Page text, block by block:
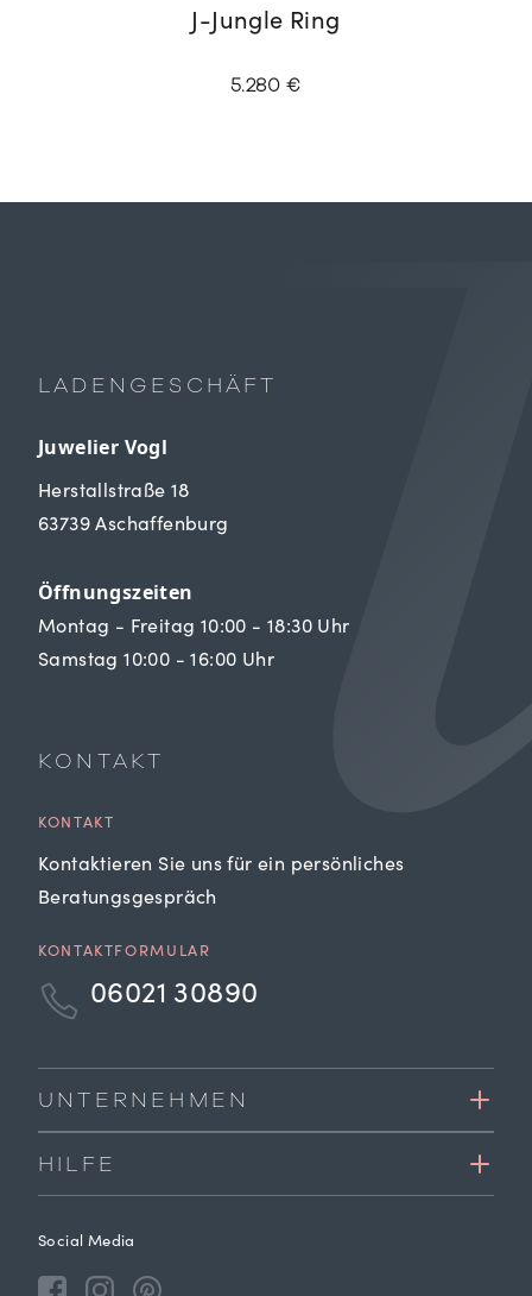
J-Jungle Ring
5.280 €
LADENGESCHÄFT
Juwelier Vogl
Herstallstraße 18
63739 Aschaffenburg
Öffnungszeiten
Montag - Freitag 10:00 - 18:30 Uhr
Samstag 10:00 - 16:00 Uhr
KONTAKT
KONTAKT
Kontaktieren Sie uns für ein persönliches
Beratungsgespräch
KONTAKTFORMULAR
06021 30890
UNTERNEHMEN
HILFE
Social Media